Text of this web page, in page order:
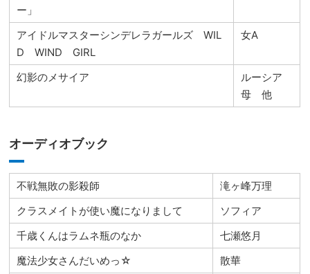
ー」
アイドルマスターシンデレラガールズ WIL
D WIND GIRL
女A
幻影のメサイア
ルーシア
母 他
オーディオブック
不戦無敗の影殺師
滝ヶ峰万理
クラスメイトが使い魔になりまして
ソフィア
千歳くんはラムネ瓶のなか
七瀬悠月
魔法少女さんだいめっ☆
散華